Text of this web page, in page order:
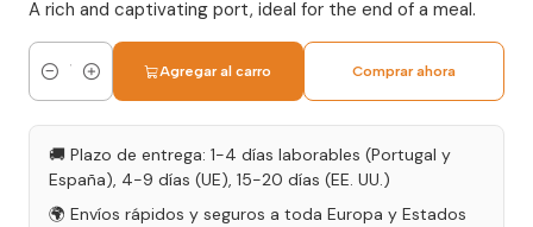
A rich and captivating port, ideal for the end of a meal.
Cantidad
Agregar al carro Comprar ahora
🚚 Plazo de entrega: 1-4 días laborables (Portugal y
España), 4-9 días (UE), 15-20 días (EE. UU.)
🌍 Envíos rápidos y seguros a toda Europa y Estados